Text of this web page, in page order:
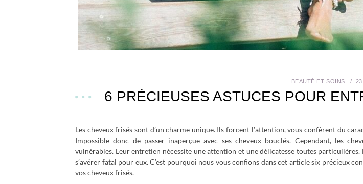
BEAUTÉ ET SOINS
6 PRÉCIEUSES ASTUCES POUR
Les cheveux frisés sont d’un charme unique. Ils forcent l’attention, vous confèrent du
Impossible donc de passer inaperçue avec ses cheveux bouclés. Cependant, les
vulnérables. Leur entretien nécessite une attention et une délicatesse toutes particulières.
s’avérer fatal pour eux. C’est pourquoi nous vous confions dans cet article six précieux
vos cheveux frisés.